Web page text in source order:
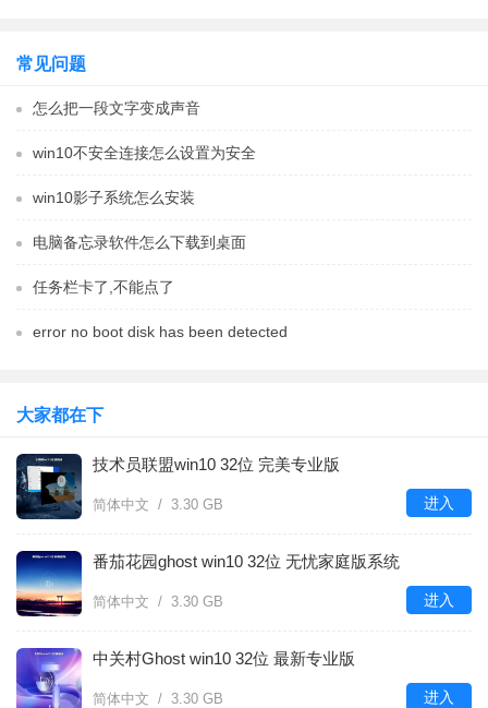
常见问题
怎么把一段文字变成声音
win10不安全连接怎么设置为安全
win10影子系统怎么安装
电脑备忘录软件怎么下载到桌面
任务栏卡了,不能点了
error no boot disk has been detected
大家都在下
技术员联盟win10 32位 完美专业版
简体中文 / 3.30 GB 进入
番茄花园ghost win10 32位 无忧家庭版系统
简体中文 / 3.30 GB 进入
中关村Ghost win10 32位 最新专业版
简体中文 / 3.30 GB 进入